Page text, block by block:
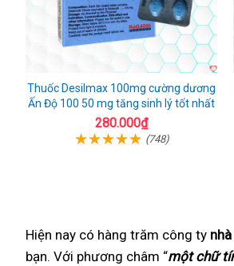
Thuốc Desilmax 100mg cường dương
Ấn Độ 100 50 mg tăng sinh lý tốt nhất
280.000₫
(748)
Hiện nay có hàng trăm giá
rẻ
công ty
bạn. Với phương châm đánh
“một chữ